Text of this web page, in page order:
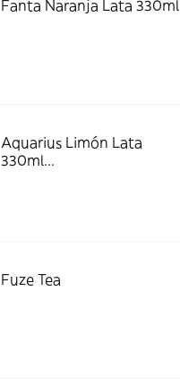
Fanta Naranja Lata 330ml
Aquarius Limón Lata
330ml...
Fuze Tea